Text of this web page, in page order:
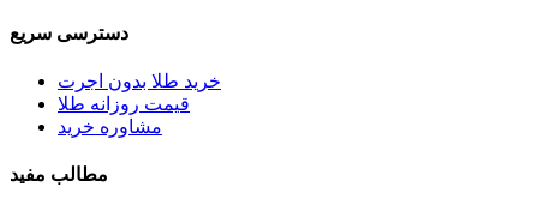
دسترسی سریع
خرید طلا بدون اجرت
قیمت روزانه طلا
مشاوره خرید
مطالب مفید